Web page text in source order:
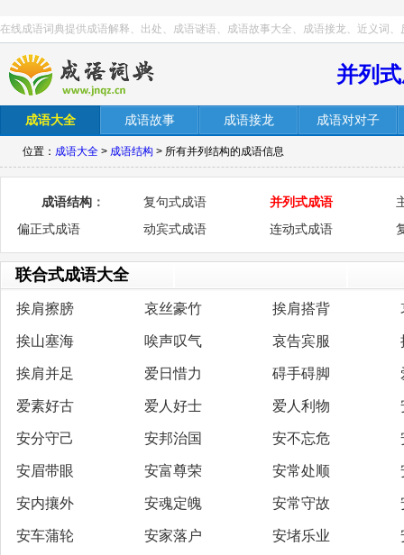
在线成语词典提供成语解释、出处、成语谜语、成语故事大全、成语接龙、近义词、
并列
成语大全 成语故事 成语接龙 成语对对子
位置： 成语大全 > 成语结构 > 所有并列结构的成语信息
成语结构 ： 复句式成语 并列式成语
偏正式成语
动宾式成语 连动式成语
联合式成语大全
挨肩擦膀 哀丝豪竹 挨肩搭背
挨山塞海 唉声叹气 哀告宾服
挨肩并足 爱日惜力 碍手碍脚
爱素好古 爱人好士 爱人利物
安分守己 安邦治国 安不忘危
安眉带眼 安富尊荣 安常处顺
安内攘外 安魂定魄 安常守故
安车蒲轮 安家落户 安堵乐业